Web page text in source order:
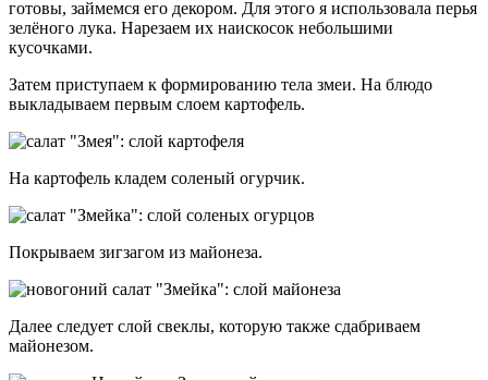
готовы, займемся его декором. Для этого я использовала перья
зелёного лука. Нарезаем их наискосок небольшими
кусочками.
Затем приступаем к формированию тела змеи. На блюдо
выкладываем первым слоем картофель.
На картофель кладем соленый огурчик.
Покрываем зигзагом из майонеза.
Далее следует слой свеклы, которую также сдабриваем
майонезом.